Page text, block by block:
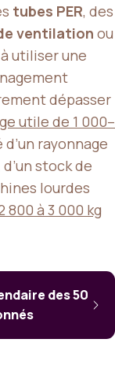
tubes PER, des
ventilation ou
utiliser une
dépasser
utile de 1 000–
rayonnage
stock de
lourdes
800 à 3 000 kg
des 50